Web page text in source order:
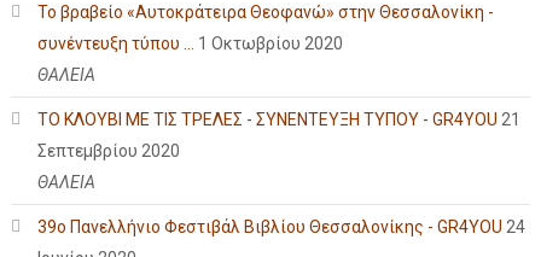
Το βραβείο «Αυτοκράτειρα Θεοφανώ» στην Θεσσαλονίκη -
συνέντευξη τύπου ...
1 Οκτωβρίου 2020
ΘΑΛΕΙΑ
ΤΟ ΚΛΟΥΒΙ ΜΕ ΤΙΣ ΤΡΕΛΕΣ - ΣΥΝΕΝΤΕΥΞΗ ΤΥΠΟΥ - GR4YOU 21
Σεπτεμβρίου 2020
ΘΑΛΕΙΑ
39ο Πανελλήνιο Φεστιβάλ Βιβλίου Θεσσαλονίκης - GR4YOU 24